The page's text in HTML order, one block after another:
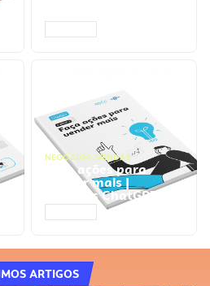
NEGÓCIOS, VENDAS
Faça ações para
vender mais |
Prompts ChatGPT
ARTIGOS